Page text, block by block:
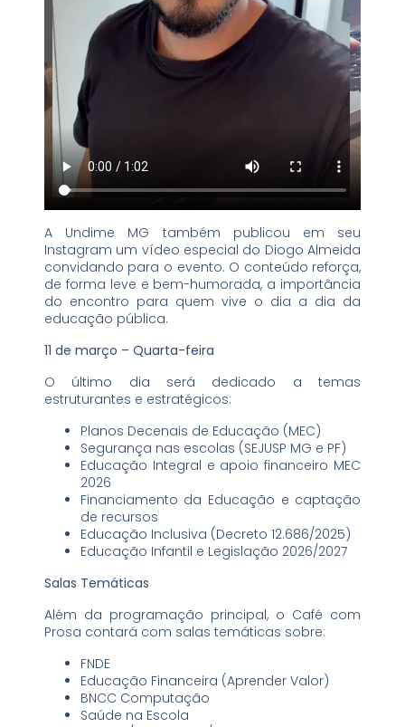
A Undime MG também publicou em seu
Instagram um vídeo especial do Diogo Almeida
convidando para o evento. O conteúdo reforça,
de forma leve e bem-humorada, a importância
do encontro para quem vive o dia a dia da
educação pública.
11 de março – Quarta-feira
O último dia será dedicado a temas
estruturantes e estratégicos:
Planos Decenais de Educação (MEC)
Segurança nas escolas (SEJUSP MG e PF)
Educação Integral e apoio financeiro MEC
2026
Financiamento da Educação e captação
de recursos
Educação Inclusiva (Decreto 12.686/2025)
Educação Infantil e Legislação 2026/2027
Salas Temáticas
Além da programação principal, o Café com
Prosa contará com salas temáticas sobre:
FNDE
Educação Financeira (Aprender Valor)
BNCC Computação
Saúde na Escola